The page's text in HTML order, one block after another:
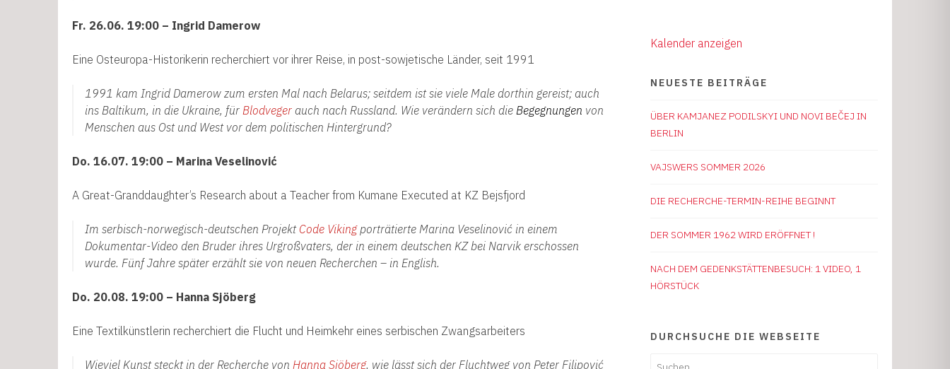
Fr. 26.06. 19:00 – Ingrid Damerow
Eine Osteuropa-Historikerin recherchiert vor ihrer Reise, in post-sowjetische Länder, seit 1991
1991 kam Ingrid Damerow zum ersten Mal nach Belarus; seitdem ist sie viele Male dorthin gereist; auch
ins Baltikum, in die Ukraine, für Blodveger auch nach Russland. Wie verändern sich die Begegnungen von
Menschen aus Ost und West vor dem politischen Hintergrund?
Do. 16.07. 19:00 – Marina Veselinović
A Great-Granddaughter’s Research about a Teacher from Kumane Executed at KZ Bejsfjord
Im serbisch-norwegisch-deutschen Projekt Code Vikingporträtierte Marina Veselinović in einem
Dokumentar-Video den Bruder ihres Urgroßvaters, der in einem deutschen KZ bei Narvik erschossen
wurde. Fünf Jahre später erzählt sie von neuen Recherchen – in English.
Do. 20.08. 19:00 – Hanna Sjöberg
Eine Textilkünstlerin recherchiert die Flucht und Heimkehr eines serbischen Zwangsarbeiters
Wieviel Kunst steckt in der Recherche von Hanna Sjöberg, wie lässt sich der Fluchtweg von Peter Filipović
Kalender anzeigen
NEUESTE BEITRÄGE
ÜBER KAMJANEZ PODILSKYI UND NOVI BEČEJ IN
BERLIN
VAJSWERS SOMMER 2026
DIE RECHERCHE-TERMIN-REIHE BEGINNT
DER SOMMER 1962 WIRD ERÖFFNET !
NACH DEM GEDENKSTÄTTENBESUCH: 1 VIDEO, 1
HÖRSTÜCK
DURCHSUCHE DIE WEBSEITE
Suchen